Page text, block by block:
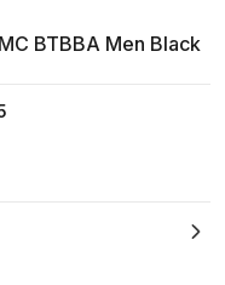
BTBBA Men Black